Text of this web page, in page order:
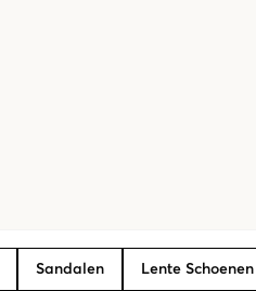
Sandalen Lente Schoenen